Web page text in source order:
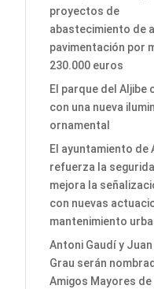
proyectos de
abastecimiento de
pavimentación por
230.000 euros
El parque del Aljibe
con una nueva
ornamental
El ayuntamiento de
refuerza la
mejora la
con nuevas
mantenimiento
Antoni Gaudí y
Grau serán
Amigos Mayores de